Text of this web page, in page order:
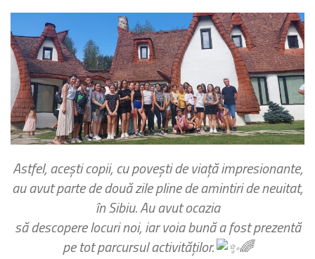
Astfel, acești copii, cu povești de viață impresionante,
au avut parte de două zile pline de amintiri de neuitat,
în Sibiu. Au avut ocazia
să descopere locuri noi, iar voia bună a fost prezentă
pe tot parcursul activităților.
🌈